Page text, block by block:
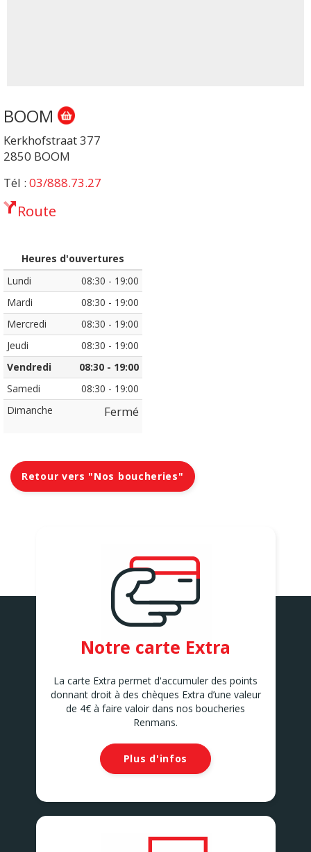
BOOM
Kerkhofstraat 377
2850 BOOM
Tél : 03/888.73.27
Route
Heures d'ouvertures
Lundi
Monday_from
08:30 - Monday_to
19:00
Mardi
Tuesday_from
08:30 - Tuesday_to
19:00
Mercredi
Wednesday_from
08:30 - Wednesday_to
19:00
Jeudi
Thursday_from
08:30 - Thursday_to
19:00
Vendredi
Friday_from
08:30 - Friday_to
19:00
Samedi
Saterday_from
08:30 - Saterday_to
19:00
Dimanche
Fermé
Retour vers "Nos boucheries"
Notre carte Extra
La carte Extra permet d'accumuler des points
donnant droit à des chèques Extra d’une valeur
de 4€ à faire valoir dans nos boucheries
Renmans.
Plus d'infos